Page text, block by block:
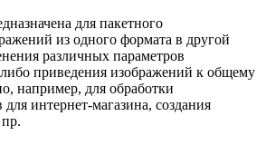
для пакетного
из одного формата в другой
различных параметров
приведения изображений к общему
например, для обработки
интернет-магазина, создания